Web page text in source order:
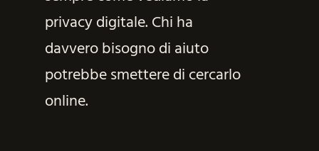
privacy digitale. Chi ha
davvero bisogno di aiuto
potrebbe smettere di cercarlo
online.